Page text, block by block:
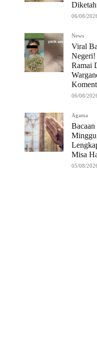
06/08/
News
Viral
Negeri!
Ramai
06/08/
Agama
Misa
05/08/